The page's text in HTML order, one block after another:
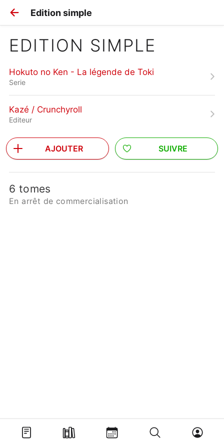
Edition simple
EDITION SIMPLE
Hokuto no Ken - La légende de Toki
Serie
Kazé / Crunchyroll
Editeur
AJOUTER SUIVRE
6 tomes
En arrêt de commercialisation